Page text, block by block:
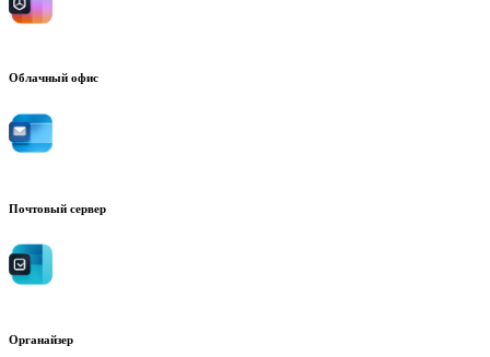
Облачный офис
Почтовый сервер
Органайзер